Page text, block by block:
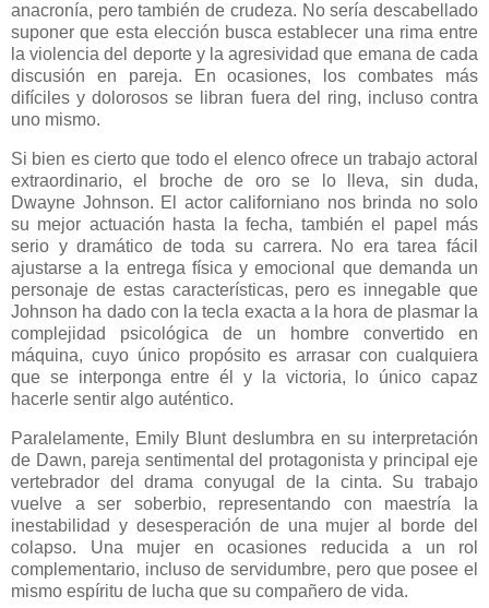
anacronía, pero también de crudeza. No sería descabellado
suponer que esta elección busca establecer una rima entre
la violencia del deporte y la agresividad que emana de cada
discusión en pareja. En ocasiones, los combates más
difíciles y dolorosos se libran fuera del ring, incluso contra
uno mismo.
Si bien es cierto que todo el elenco ofrece un trabajo actoral
extraordinario, el broche de oro se lo lleva, sin duda,
Dwayne Johnson. El actor californiano nos brinda no solo
su mejor actuación hasta la fecha, también el papel más
serio y dramático de toda su carrera. No era tarea fácil
ajustarse a la entrega física y emocional que demanda un
personaje de estas características, pero es innegable que
Johnson ha dado con la tecla exacta a la hora de plasmar la
complejidad psicológica de un hombre convertido en
máquina, cuyo único propósito es arrasar con cualquiera
que se interponga entre él y la victoria, lo único capaz
hacerle sentir algo auténtico.
Paralelamente, Emily Blunt deslumbra en su interpretación
de Dawn, pareja sentimental del protagonista y principal eje
vertebrador del drama conyugal de la cinta. Su trabajo
vuelve a ser soberbio, representando con maestría la
inestabilidad y desesperación de una mujer al borde del
colapso. Una mujer en ocasiones reducida a un rol
complementario, incluso de servidumbre, pero que posee el
mismo espíritu de lucha que su compañero de vida.